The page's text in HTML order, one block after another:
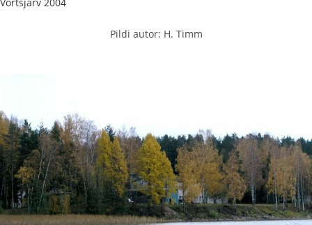
Pildi autor: H. Timm